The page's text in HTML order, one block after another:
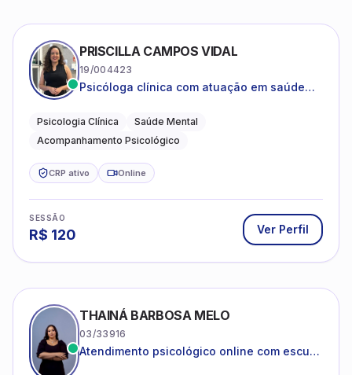
PRISCILLA CAMPOS VIDAL
19/004423
Psicóloga clínica com atuação em saúde
Psicologia Clínica
Saúde Mental
Acompanhamento Psicológico
CRP ativo Online
SESSÃO
R$ 120 Ver Perfil
THAINÁ BARBOSA MELO
03/33916
Atendimento psicológico online com escuta